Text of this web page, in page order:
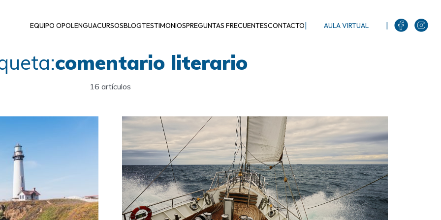
EQUIPO OPOLENGUACURSOSBLOGTESTIMONIOSPREGUNTAS FRECUENTESCONTACTO| AULA VIRTUAL |
comentario literario
16 artículos